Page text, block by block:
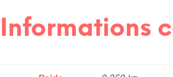
Informations